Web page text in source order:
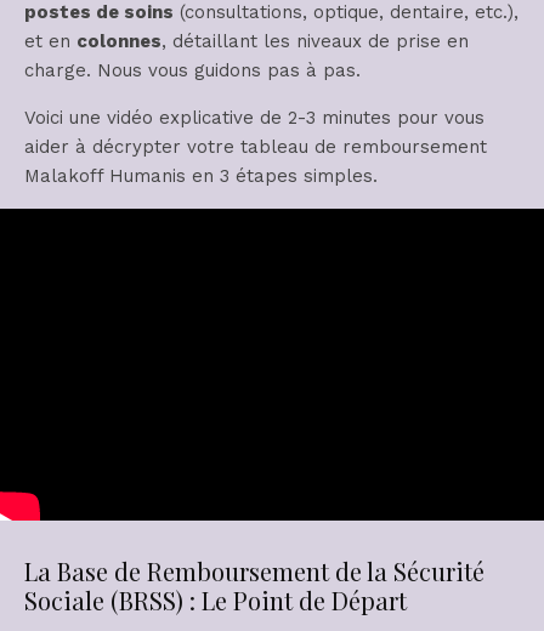
postes de soins (consultations, optique, dentaire, etc.),
et en colonnes, détaillant les niveaux de prise en
charge. Nous vous guidons pas à pas.
Voici une vidéo explicative de 2-3 minutes pour vous
aider à décrypter votre tableau de remboursement
Malakoff Humanis en 3 étapes simples.
La Base de Remboursement de la Sécurité
Sociale (BRSS) : Le Point de Départ